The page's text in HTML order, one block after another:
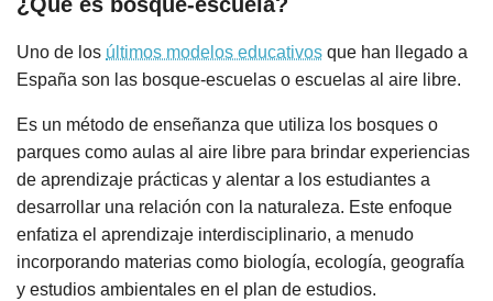
Uno de los últimos modelos educativos que han llegado a
España son las bosque-escuelas o escuelas al aire libre.
Es un método de enseñanza que utiliza los bosques o
parques como aulas al aire libre para brindar experiencias
de aprendizaje prácticas y alentar a los estudiantes a
desarrollar una relación con la naturaleza. Este enfoque
enfatiza el aprendizaje interdisciplinario, a menudo
incorporando materias como biología, ecología, geografía
y estudios ambientales en el plan de estudios.